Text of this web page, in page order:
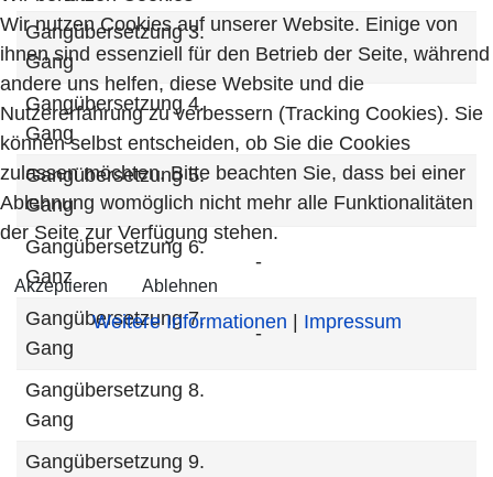
Gangübersetzung 3.
Gang
Gangübersetzung 4.
Gang
Gangübersetzung 5.
Gang
Gangübersetzung 6.
Ganz
-
Gangübersetzung 7.
Gang
-
Gangübersetzung 8.
Gang
Gangübersetzung 9.
Wir nutzen Cookies auf unserer Website. Einige von
ihnen sind essenziell für den Betrieb der Seite, während
andere uns helfen, diese Website und die
Nutzererfahrung zu verbessern (Tracking Cookies). Sie
können selbst entscheiden, ob Sie die Cookies
zulassen möchten. Bitte beachten Sie, dass bei einer
Ablehnung womöglich nicht mehr alle Funktionalitäten
der Seite zur Verfügung stehen.
Akzeptieren Ablehnen
Weitere Informationen | Impressum